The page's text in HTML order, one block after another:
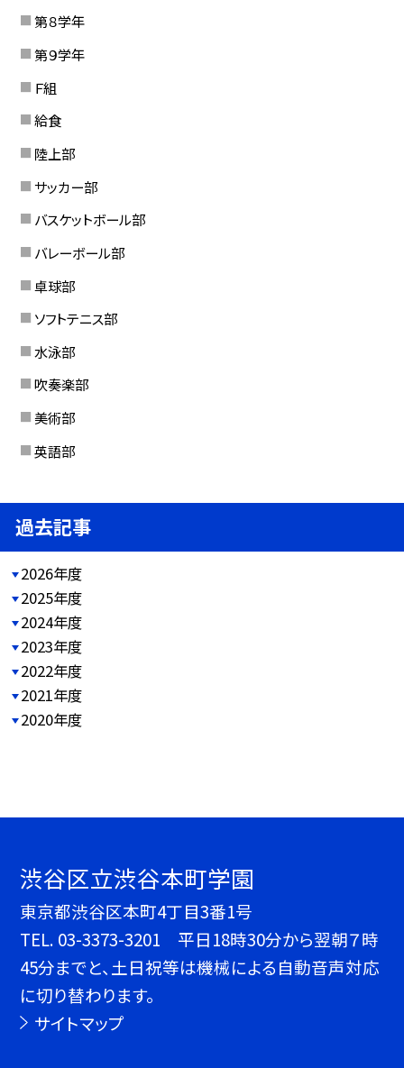
第８学年
第９学年
Ｆ組
給食
陸上部
サッカー部
バスケットボール部
バレーボール部
卓球部
ソフトテニス部
水泳部
吹奏楽部
美術部
英語部
過去記事
2026年度
2025年度
2024年度
2023年度
2022年度
2021年度
2020年度
渋谷区立渋谷本町学園
東京都渋谷区本町4丁目3番1号
TEL. 03-3373-3201 平日18時30分から翌朝７時
45分までと、土日祝等は機械による自動音声対応
に切り替わります。
サイトマップ